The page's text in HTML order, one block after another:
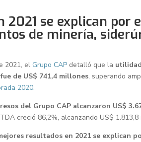
2021 se explican por
de minería,
2021, el Grupo CAP detalló que la
de US$ 741,4 millones, superando
2020.
del Grupo CAP alcanzaron US$
creció 86,2%, alcanzando US$ 1.813,8
resultados en 2021 se explican